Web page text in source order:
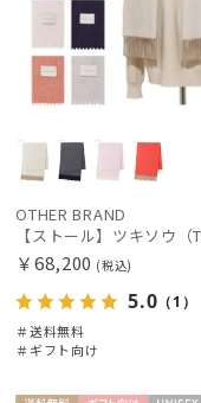
OTHER BRAND
￥68,200 (税込)
5.0 （1）
＃送料無料
＃ギフト向け